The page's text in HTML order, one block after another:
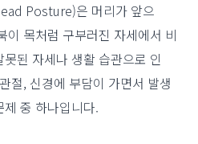
Posture)은 머리가 앞으
이 목처럼 구부러진 자세에서 비
된 자세나 생활 습관으로 인
절, 신경에 부담이 가면서 발생
중 하나입니다.